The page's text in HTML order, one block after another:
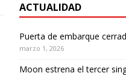
ACTUALIDAD
Puerta de embarque
marzo 1, 2026
Moon estrena el tercer